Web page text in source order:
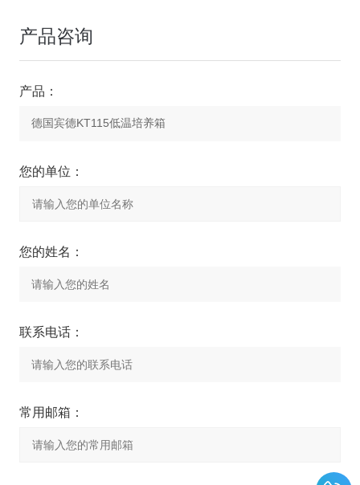
产品咨询
产品：
您的单位：
您的姓名：
联系电话：
常用邮箱：